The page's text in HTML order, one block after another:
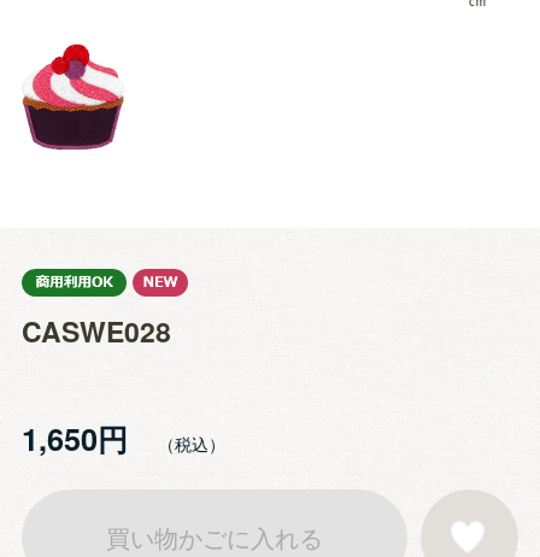
CASWE028
1,650円
買い物かごに入れる お気に入りに登